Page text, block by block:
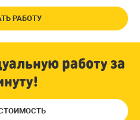
РАБОТУ
работу за